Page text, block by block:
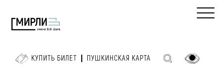
КУПИТЬ БИЛЕТ ПУШКИНСКАЯ КАРТА